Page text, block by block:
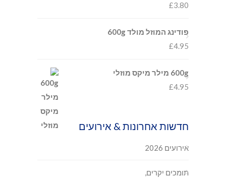
£3.80
פודינג המוזל מולד 600g
£4.95
600g מילר מיקס מוזלי
£4.95
חדשות אחרונות & אירועים
אירועים 2026
תומכים יקרים,